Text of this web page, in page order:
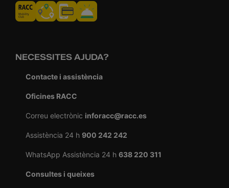
NECESSITES AJUDA?
Contacte i assistència
Oficines RACC
Correu electrònic inforacc@racc.es
Assistència 24 h 900 242 242
WhatsApp Assistència 24 h 638 220 311
Consultes i queixes